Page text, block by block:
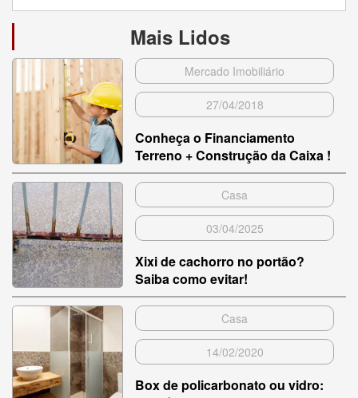
Mais Lidos
Mercado Imobiliário
27/04/2018
Conheça o Financiamento
Terreno + Construção da Caixa !
Casa
03/04/2025
Xixi de cachorro no portão?
Saiba como evitar!
Casa
14/02/2020
Box de policarbonato ou vidro: